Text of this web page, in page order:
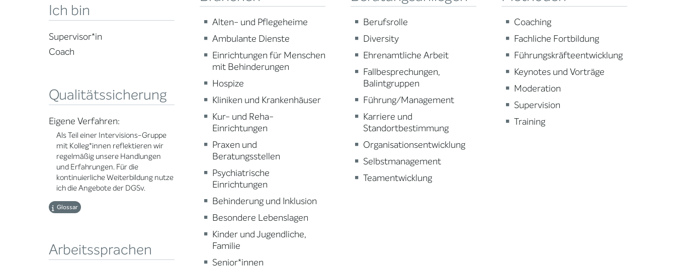
Ich bin
Supervisor*in
Coach
Qualitätssicherung
Eigene Verfahren:
Als Teil einer Intervisions-Gruppe
mit Kolleg*innen reflektieren wir
regelmäßig unsere Handlungen
und Erfahrungen. Für die
kontinuierliche Weiterbildung nutze
ich die Angebote der DGSv.
Glossar
Arbeitssprachen
Alten- und Pflegeheime
Ambulante Dienste
Einrichtungen für Menschen
mit Behinderungen
Hospize
Kliniken und Krankenhäuser
Kur- und Reha-
Einrichtungen
Praxen und
Beratungsstellen
Psychiatrische
Einrichtungen
Behinderung und Inklusion
Besondere Lebenslagen
Kinder und Jugendliche,
Familie
Senior*innen
Berufsrolle
Diversity
Ehrenamtliche Arbeit
Fallbesprechungen,
Balintgruppen
Führung/Management
Karriere und
Standortbestimmung
Organisationsentwicklung
Selbstmanagement
Teamentwicklung
Coaching
Fachliche Fortbildung
Führungskräfteentwicklung
Keynotes und Vorträge
Moderation
Supervision
Training